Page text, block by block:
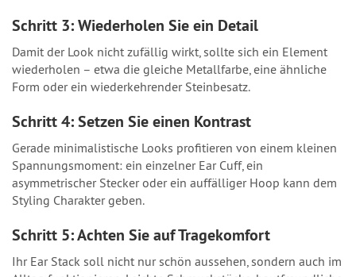
Schritt 3: Wiederholen Sie ein Detail
Damit der Look nicht zufällig wirkt, sollte sich ein Element
wiederholen – etwa die gleiche Metallfarbe, eine ähnliche
Form oder ein wiederkehrender Steinbesatz.
Schritt 4: Setzen Sie einen Kontrast
Gerade minimalistische Looks profitieren von einem kleinen
Spannungsmoment: ein einzelner Ear Cuff, ein
asymmetrischer Stecker oder ein auffälliger Hoop kann dem
Styling Charakter geben.
Schritt 5: Achten Sie auf Tragekomfort
Ihr Ear Stack soll nicht nur schön aussehen, sondern auch im